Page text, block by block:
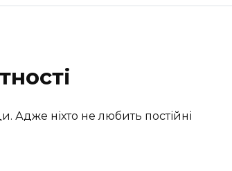
Адже ніхто не любить постійні